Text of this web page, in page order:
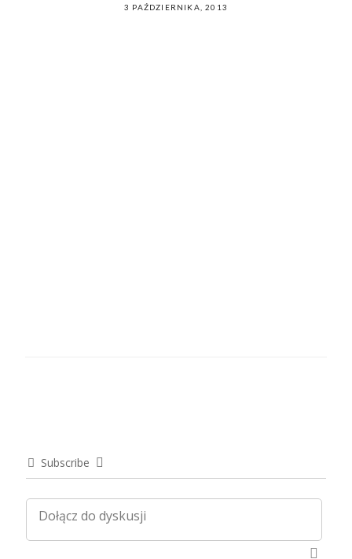
POSTED
3 PAŹDZIERNIKA, 2013
Subscribe